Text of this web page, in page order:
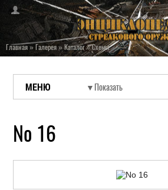
Главная»Галерея»Каталог»Схемы
МЕНЮ
No 16